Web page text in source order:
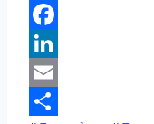
Telegram
Facebook
LinkedIn
Email